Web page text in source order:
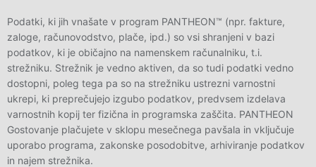
Podatki, ki jih vnašate v program PANTHEON™ (npr. fakture,
zaloge, računovodstvo, plače, ipd.) so vsi shranjeni v bazi
podatkov, ki je običajno na namenskem računalniku, t.i.
strežniku. Strežnik je vedno aktiven, da so tudi podatki vedno
dostopni, poleg tega pa so na strežniku ustrezni varnostni
ukrepi, ki preprečujejo izgubo podatkov, predvsem izdelava
varnostnih kopij ter fizična in programska zaščita. PANTHEON
Gostovanje plačujete v sklopu mesečnega pavšala in vključuje
uporabo programa, zakonske posodobitve, arhiviranje podatkov
in najem strežnika.